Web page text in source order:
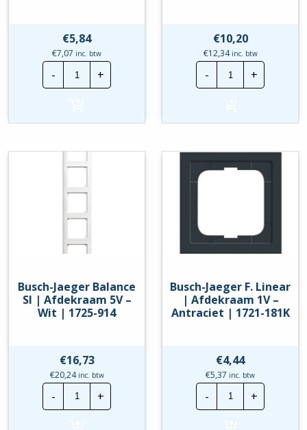
€5,84
€7,07 inc. btw
-
Busch-
Jaeger
Balance
Afdekraam
Wit
|
914
hoeveelheid
+
€10,20
€12,34inc. btw
-
Busch-
Jaeger
Balance
Afdekraam
Wit
|
1724-
+
Busch-Jaeger Balance
SI | Afdekraam 5V –
Wit | 1725-914
€16,73
€20,24inc. btw
-
Busch-
Jaeger
Balance
+
Busch-Jaeger F. Linear
| Afdekraam 1V –
Antraciet | 1721-181K
€4,44
€5,37 inc. btw
-
Busch-
Jaeger
F.
+